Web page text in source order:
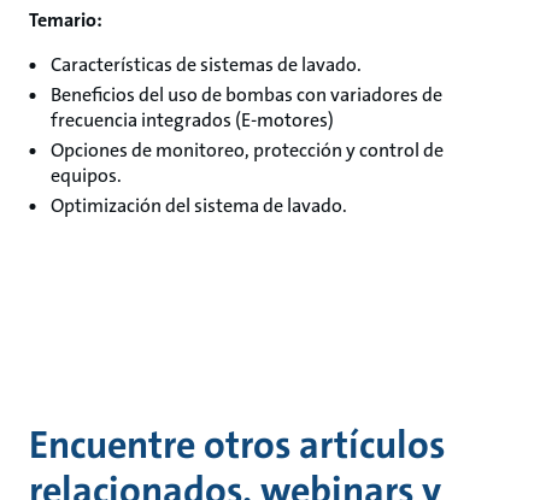
Temario:
Características de sistemas de lavado.
Beneficios del uso de bombas con variadores de
frecuencia integrados (E-motores)
Opciones de monitoreo, protección y control de
equipos.
Optimización del sistema de lavado.
Encuentre otros artículos